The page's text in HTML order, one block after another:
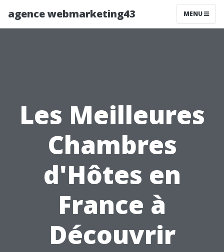
agence webmarketing43 MENU
Les Meilleures
Chambres
d'Hôtes en
France à
Découvrir